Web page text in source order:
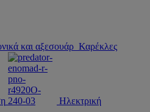
και αξεσουάρ Καρέκλες
Ηλεκτρική